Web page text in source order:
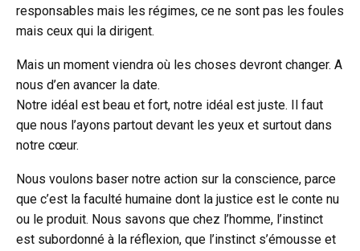
responsables mais les régimes, ce ne sont pas les foules
mais ceux qui la dirigent.
Mais un moment viendra où les choses devront changer. A
nous d’en avancer la date.
Notre idéal est beau et fort, notre idéal est juste. Il faut
que nous l’ayons partout devant les yeux et surtout dans
notre cœur.
Nous voulons baser notre action sur la conscience, parce
que c’est la faculté humaine dont la justice est le conte nu
ou le produit. Nous savons que chez l’homme, l’instinct
est subordonné à la réflexion, que l’instinct s’émousse et